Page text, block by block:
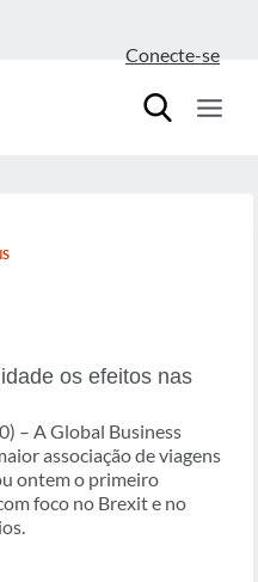
Conecte-se
os efeitos nas
– A Global Business
associação de viagens
ontem o primeiro
foco no Brexit e no